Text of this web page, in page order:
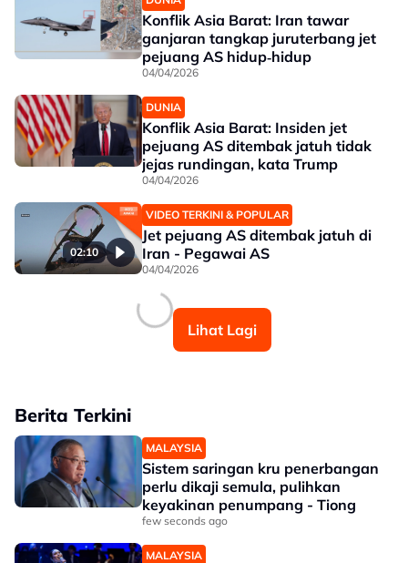
Konflik Asia Barat: Iran tawar
ganjaran tangkap juruterbang jet
pejuang AS hidup‑hidup
04/04/2026
DUNIA
Konflik Asia Barat: Insiden jet
pejuang AS ditembak jatuh tidak
jejas rundingan, kata Trump
04/04/2026
02:10
VIDEO TERKINI & POPULAR
Jet pejuang AS ditembak jatuh di
Iran - Pegawai AS
04/04/2026
Lihat Lagi
Berita Terkini
MALAYSIA
Sistem saringan kru penerbangan
perlu dikaji semula, pulihkan
keyakinan penumpang - Tiong
few seconds ago
MALAYSIA